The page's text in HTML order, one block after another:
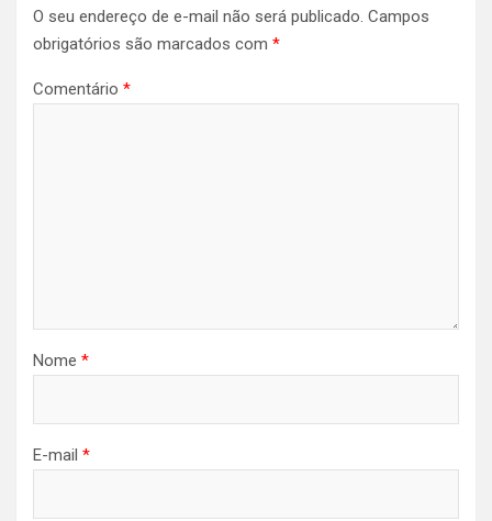
O seu endereço de e-mail não será publicado. Campos
obrigatórios são marcados com *
Comentário *
Nome *
E-mail *